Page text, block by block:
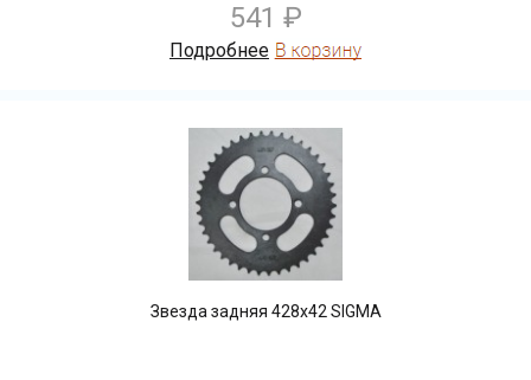
541 ₽
Подробнее
Звезда задняя 428х42 SIGMA